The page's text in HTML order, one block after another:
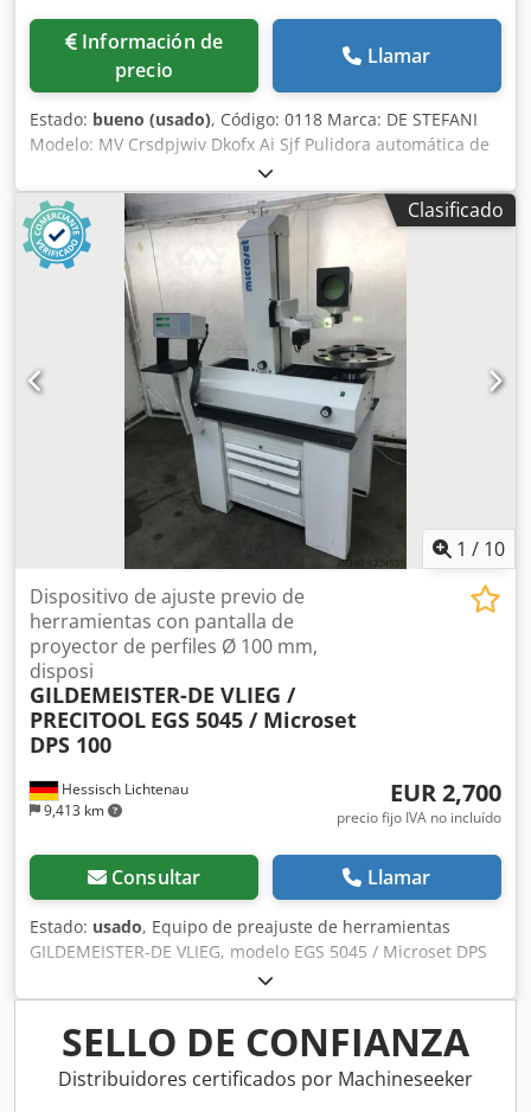
equipo, póngase en contacto por correo electrónico.
Información de
precio
Llamar
Estado: bueno (usado), Código: 0118 Marca: DE STEFANI
Modelo: MV Crsdpjwiv Dkofx Ai Sjf Pulidora automática de
cantos para pulir poliéster, poliuretano y otras pinturas
Características: Sistema de tracción sobre orugas con
patines de goma Prensor superior manual con ruedas de
goma Barra de soporte ajustable para piezas anchas
Composición: 1.er grupo - 2 cepillos ajustables - Motor de
4 CV 2.º grupo - 1 cepillo - Motor de 2 CV Altura de la
superficie de trabajo: 870 mm Velocidad de avance: de 5 a
25 m/min Longitud de trabajo mín.: 150 mm Altura de
trabajo mín./máx.: 10/100 mm Ancho de trabajo mín.: 50
mm Cabina de protección Cuadro eléctrico Dimensiones
totales: 2700 x 1000 x 1250 h (mm) Peso: 1500 kg
Clasificado
1 / 10
Hessisch Lichtenau
9,413 km
Dispositivo de ajuste previo de
herramientas con pantalla de
proyector de perfiles Ø 100 mm,
disposi
GILDEMEISTER-DE VLIEG /
PRECITOOL EGS 5045 / Microset
DPS 100
EUR 2,700
precio fijo IVA no incluído
Consultar Llamar
Estado: usado, Equipo de preajuste de herramientas
GILDEMEISTER-DE VLIEG, modelo EGS 5045 / Microset DPS
100 N.º de serie: 83-10-102, año de fabricación: 2002
Recorrido del eje X: aprox. 400 mm Recorrido del eje Z:
aprox. 400 mm Portaherramientas en la mesa giratoria: Ø
50 mm Diámetro del círculo de los orificios de los
portaherramientas en la mesa giratoria: Ø 340 mm
SELLO DE CONFIANZA
Distribuidores certificados por Machineseeker